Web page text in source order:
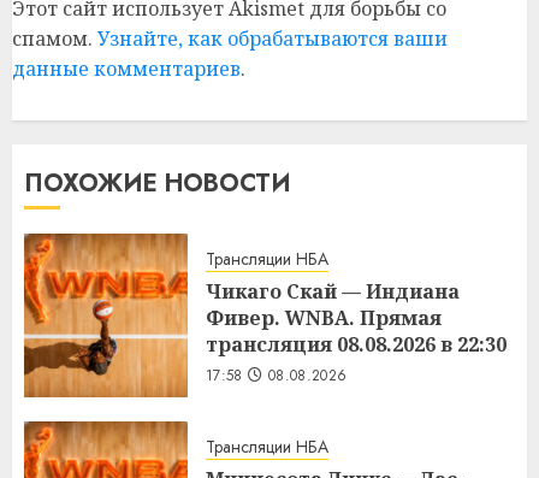
Этот сайт использует Akismet для борьбы со
спамом. Узнайте, как обрабатываются ваши
данные комментариев.
ПОХОЖИЕ НОВОСТИ
Трансляции НБА
Чикаго Скай — Индиана
Фивер. WNBA. Прямая
трансляция 08.08.2026 в 22:30
17:58 08.08.2026
Трансляции НБА